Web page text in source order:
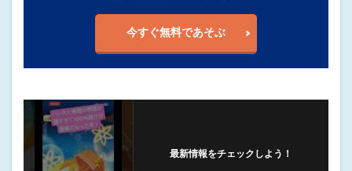
今すぐ無料であそぶ
最新情報をチェックしよう！